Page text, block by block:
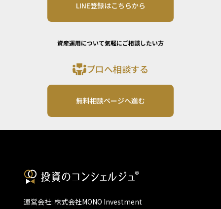
LINE登録はこちらから
資産運用について気軽にご相談したい方
プロへ相談する
無料相談ページへ進む
運営会社: 株式会社MONO Investment